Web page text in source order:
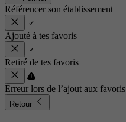
Référencer son établissement
Ajouté à tes favoris
Retiré de tes favoris
Erreur lors de l’ajout aux favoris
Retour